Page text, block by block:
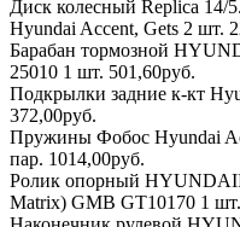
Диск колесный Replica 14/
Hyundai Accent, Gets 2 шт.
Барабан тормозной
25010 1 шт. 501,60руб.
Подкрылки задние к-кт
372,00руб.
Пружины Фобос Hyundai
пар. 1014,00руб.
Ролик опорный HYUNDAII
Matrix) GMB GT10170 1